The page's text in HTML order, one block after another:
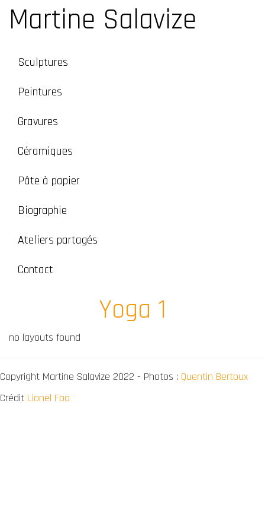
Martine Salavize
Sculptures
Peintures
Gravures
Céramiques
Pâte à papier
Biographie
Ateliers partagés
Contact
Yoga 1
no layouts found
Copyright Martine Salavize 2022 - Photos : Quentin Bertoux
Crédit Lionel Foa